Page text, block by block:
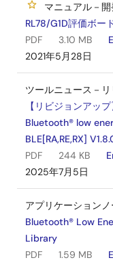
マニュアル－
RL78/G1D評価ボー
PDF
3.10 MB
2021年5月28日
ツールニュース－リ
【リビジョンアッ
Bluetooth® low
BLE[RA,RE,RX]
PDF
244 KB
2025年7月5日
アプリケーションノ
Bluetooth® Low
Library
PDF
1.59 MB